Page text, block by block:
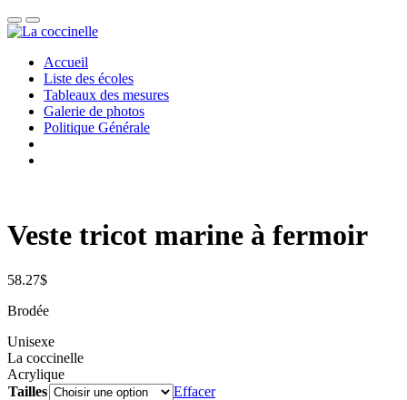
Accueil
Liste des écoles
Tableaux des mesures
Galerie de photos
Politique Générale
Veste tricot marine à fermoir
58.27$
Brodée
Unisexe
La coccinelle
Acrylique
Tailles
Effacer